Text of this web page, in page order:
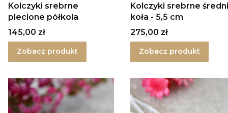
Kolczyki srebrne
plecione półkola
Cena
145,00 zł
Zobacz produkt
Kolczyki srebrne
koła - 5,5 cm
Cena
275,00 zł
Zobacz produkt